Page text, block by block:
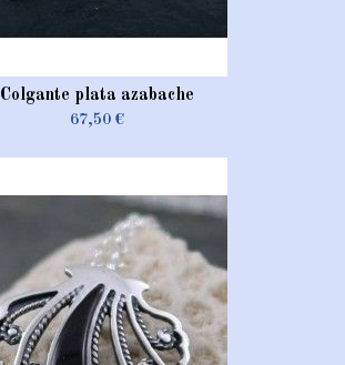
Colgante plata azabache
67,50 €